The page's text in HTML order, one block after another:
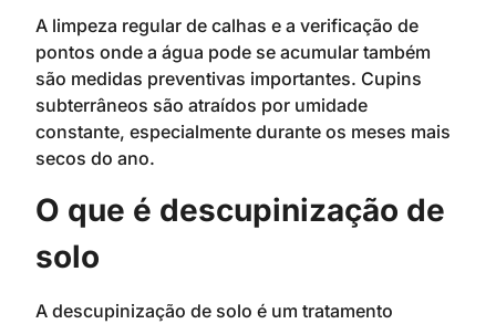
A limpeza regular de calhas e a verificação de
pontos onde a água pode se acumular também
são medidas preventivas importantes. Cupins
subterrâneos são atraídos por umidade
constante, especialmente durante os meses mais
secos do ano.
O que é descupinização de
solo
A descupinização de solo é um tratamento